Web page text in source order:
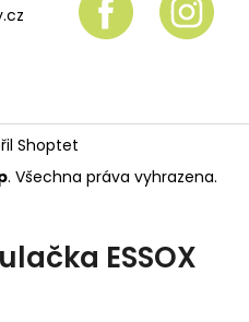
Shoptet
. Všechna práva vyhrazena.
ESSOX